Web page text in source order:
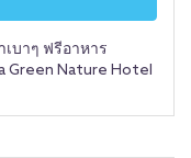
บาๆ ฟรีอาหาร
Green Nature Hotel